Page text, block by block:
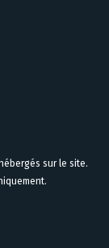
sur le site.